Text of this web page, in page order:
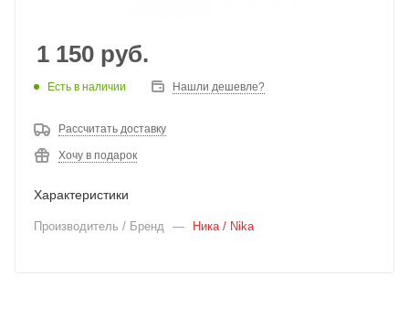
1 150 руб.
Есть в наличии Нашли дешевле?
Рассчитать доставку
Хочу в подарок
Характеристики
Производитель / Бренд — Ника / Nika